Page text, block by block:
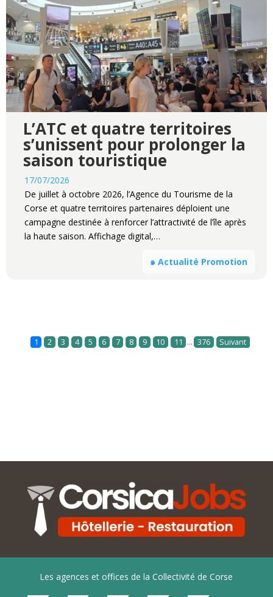
L’ATC et quatre territoires
s’unissent pour prolonger la
saison touristique
17/07/2026
De juillet à octobre 2026, l’Agence du Tourisme de la
Corse et quatre territoires partenaires déploient une
campagne destinée à renforcer l’attractivité de l’île après
la haute saison. Affichage digital,…
๑ Actualité Promotion
1 2 3 4 5 6 7 8 9 10 11 ... 376 Suivant
Les agences et offices de la Collectivité de Corse